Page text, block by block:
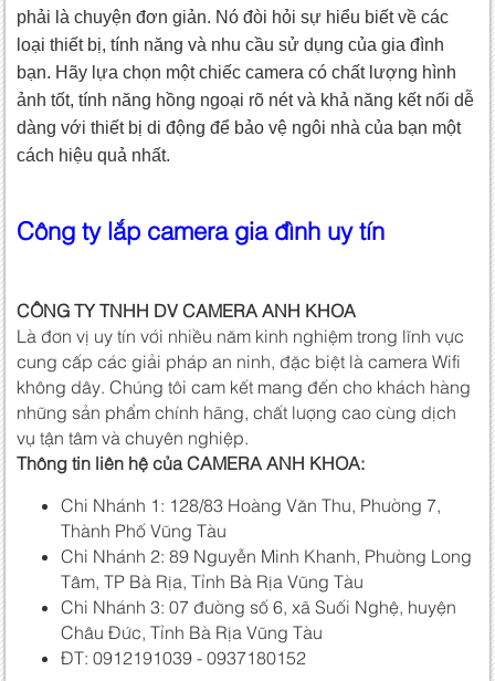
phải là chuyện đơn giản. Nó đòi hỏi sự hiểu biết về các
loại thiết bị, tính năng và nhu cầu sử dụng của gia đình
bạn. Hãy lựa chọn một chiếc camera có chất lượng hình
ảnh tốt, tính năng hồng ngoại rõ nét và khả năng kết nối dễ
dàng với thiết bị di động để bảo vệ ngôi nhà của bạn một
cách hiệu quả nhất.
Công ty lắp camera gia đình uy tín
CÔNG TY TNHH DV CAMERA ANH KHOA
Là đơn vị uy tín với nhiều năm kinh nghiệm trong lĩnh vực
cung cấp các giải pháp an ninh, đặc biệt là camera Wifi
không dây. Chúng tôi cam kết mang đến cho khách hàng
những sản phẩm chính hãng, chất lượng cao cùng dịch
vụ tận tâm và chuyên nghiệp.
Thông tin liên hệ của CAMERA ANH KHOA:
Chi Nhánh 1: 128/83 Hoàng Văn Thu, Phường 7,
Thành Phố Vũng Tàu
Chi Nhánh 2: 89 Nguyễn Minh Khanh, Phường Long
Tâm, TP Bà Rịa, Tỉnh Bà Rịa Vũng Tàu
Chi Nhánh 3: 07 đường số 6, xã Suối Nghệ, huyện
Châu Đức, Tỉnh Bà Rịa Vũng Tàu
ĐT: 0912191039 - 0937180152